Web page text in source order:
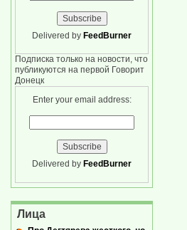
Delivered by FeedBurner
Подписка только на новости, что
публикуются на первой Говорит
Донецк
Enter your email address:
Delivered by FeedBurner
Лица